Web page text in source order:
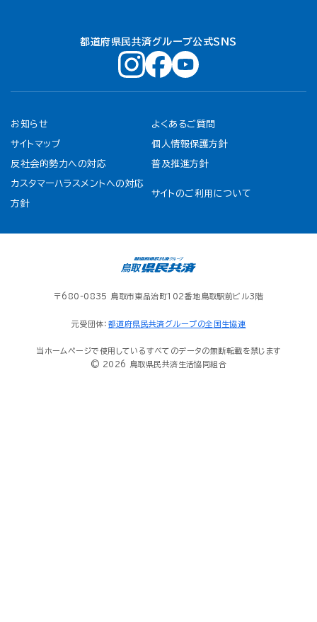
都道府県民共済グループ公式ＳＮＳ
お知らせ よくあるご質問
サイトマップ 個人情報保護方針
反社会的勢力への対応 普及推進方針
カスタマーハラスメントへの対応
方針
サイトのご利用について
〒680-0835 鳥取市東品治町102番地鳥取駅前ビル3階
元受団体： 都道府県民共済グループの全国生協連
当ホームページで使用しているすべてのデータの無断転載を禁じます
© 2026 鳥取県民共済生活協同組合